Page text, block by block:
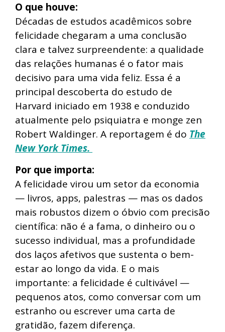
O que houve:
Décadas de estudos acadêmicos sobre
felicidade chegaram a uma conclusão
clara e talvez surpreendente: a qualidade
das relações humanas é o fator mais
decisivo para uma vida feliz. Essa é a
principal descoberta do estudo de
Harvard iniciado em 1938 e conduzido
atualmente pelo psiquiatra e monge zen
Robert Waldinger. A reportagem é do The
New York Times.
Por que importa:
A felicidade virou um setor da economia
— livros, apps, palestras — mas os dados
mais robustos dizem o óbvio com precisão
científica: não é a fama, o dinheiro ou o
sucesso individual, mas a profundidade
dos laços afetivos que sustenta o bem-
estar ao longo da vida. E o mais
importante: a felicidade é cultivável —
pequenos atos, como conversar com um
estranho ou escrever uma carta de
gratidão, fazem diferença.